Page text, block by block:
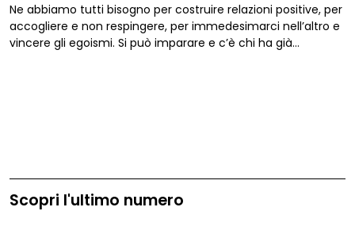
Ne abbiamo tutti bisogno per costruire relazioni positive, per
accogliere e non respingere, per immedesimarci nell’altro e
vincere gli egoismi. Si può imparare e c’è chi ha già
Scopri l'ultimo numero